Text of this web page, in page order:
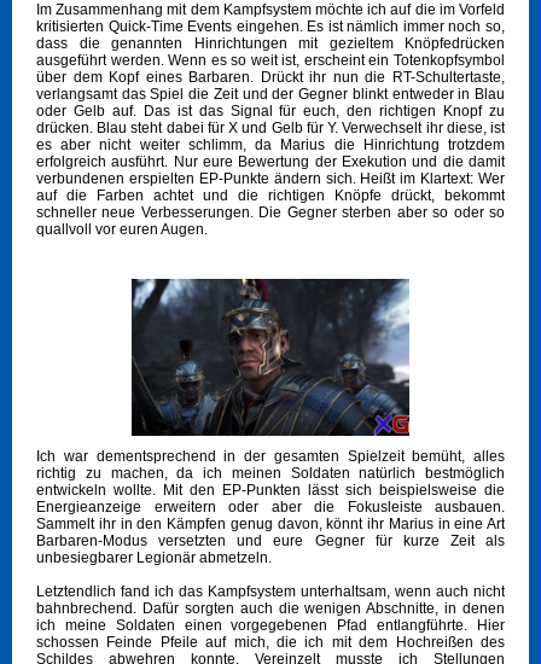
Im Zusammenhang mit dem Kampfsystem möchte ich auf die im Vorfeld
kritisierten Quick-Time Events eingehen. Es ist nämlich immer noch so,
dass die genannten Hinrichtungen mit gezieltem Knöpfedrücken
ausgeführt werden. Wenn es so weit ist, erscheint ein Totenkopfsymbol
über dem Kopf eines Barbaren. Drückt ihr nun die RT-Schultertaste,
verlangsamt das Spiel die Zeit und der Gegner blinkt entweder in Blau
oder Gelb auf. Das ist das Signal für euch, den richtigen Knopf zu
drücken. Blau steht dabei für X und Gelb für Y. Verwechselt ihr diese, ist
es aber nicht weiter schlimm, da Marius die Hinrichtung trotzdem
erfolgreich ausführt. Nur eure Bewertung der Exekution und die damit
verbundenen erspielten EP-Punkte ändern sich. Heißt im Klartext: Wer
auf die Farben achtet und die richtigen Knöpfe drückt, bekommt
schneller neue Verbesserungen. Die Gegner sterben aber so oder so
quallvoll vor euren Augen.
Ich war dementsprechend in der gesamten Spielzeit bemüht, alles
richtig zu machen, da ich meinen Soldaten natürlich bestmöglich
entwickeln wollte. Mit den EP-Punkten lässt sich beispielsweise die
Energieanzeige erweitern oder aber die Fokusleiste ausbauen.
Sammelt ihr in den Kämpfen genug davon, könnt ihr Marius in eine Art
Barbaren-Modus versetzten und eure Gegner für kurze Zeit als
unbesiegbarer Legionär abmetzeln.
Letztendlich fand ich das Kampfsystem unterhaltsam, wenn auch nicht
bahnbrechend. Dafür sorgten auch die wenigen Abschnitte, in denen
ich meine Soldaten einen vorgegebenen Pfad entlangführte. Hier
schossen Feinde Pfeile auf mich, die ich mit dem Hochreißen des
Schildes abwehren konnte. Vereinzelt musste ich Stellungen